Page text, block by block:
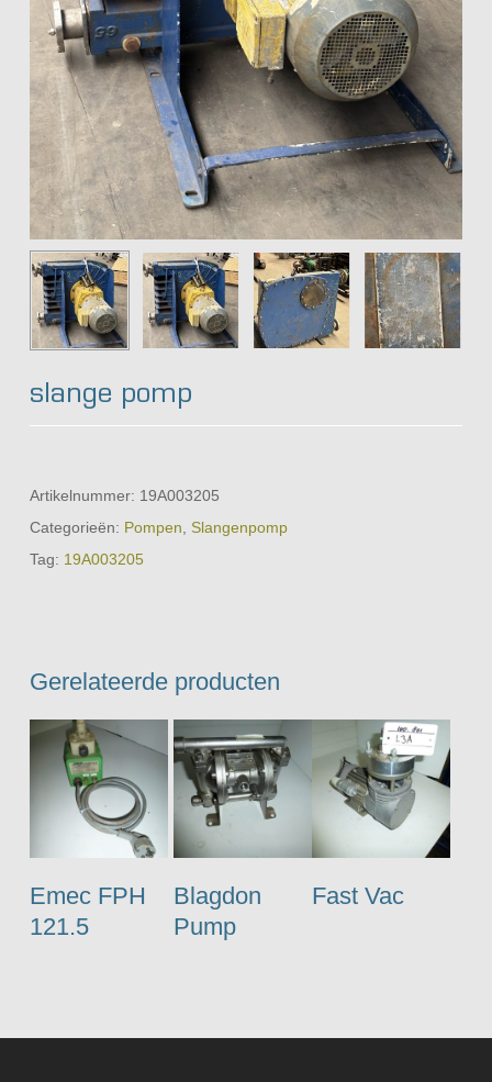
slange pomp
Artikelnummer: 19A003205
Categorieën: Pompen Slangenpomp
Tag: 19A003205
Gerelateerde producten
Emec FPH
121.5
Blagdon
Pump
Fast Vac